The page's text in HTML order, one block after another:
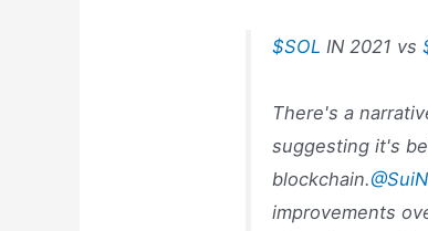
$SOL IN 2021 vs
There's a
suggesting it's
blockchain.
improvements